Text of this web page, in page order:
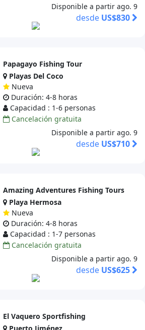
Disponible a partir ago. 9
desde US$830
Papagayo Fishing Tour
Playas Del Coco
Nueva
Duración: 4-8 horas
Capacidad : 1-6 personas
Cancelación gratuita
Disponible a partir ago. 9
desde US$710
Amazing Adventures Fishing Tours
Playa Hermosa
Nueva
Duración: 4-8 horas
Capacidad : 1-7 personas
Cancelación gratuita
Disponible a partir ago. 9
desde US$625
El Vaquero Sportfishing